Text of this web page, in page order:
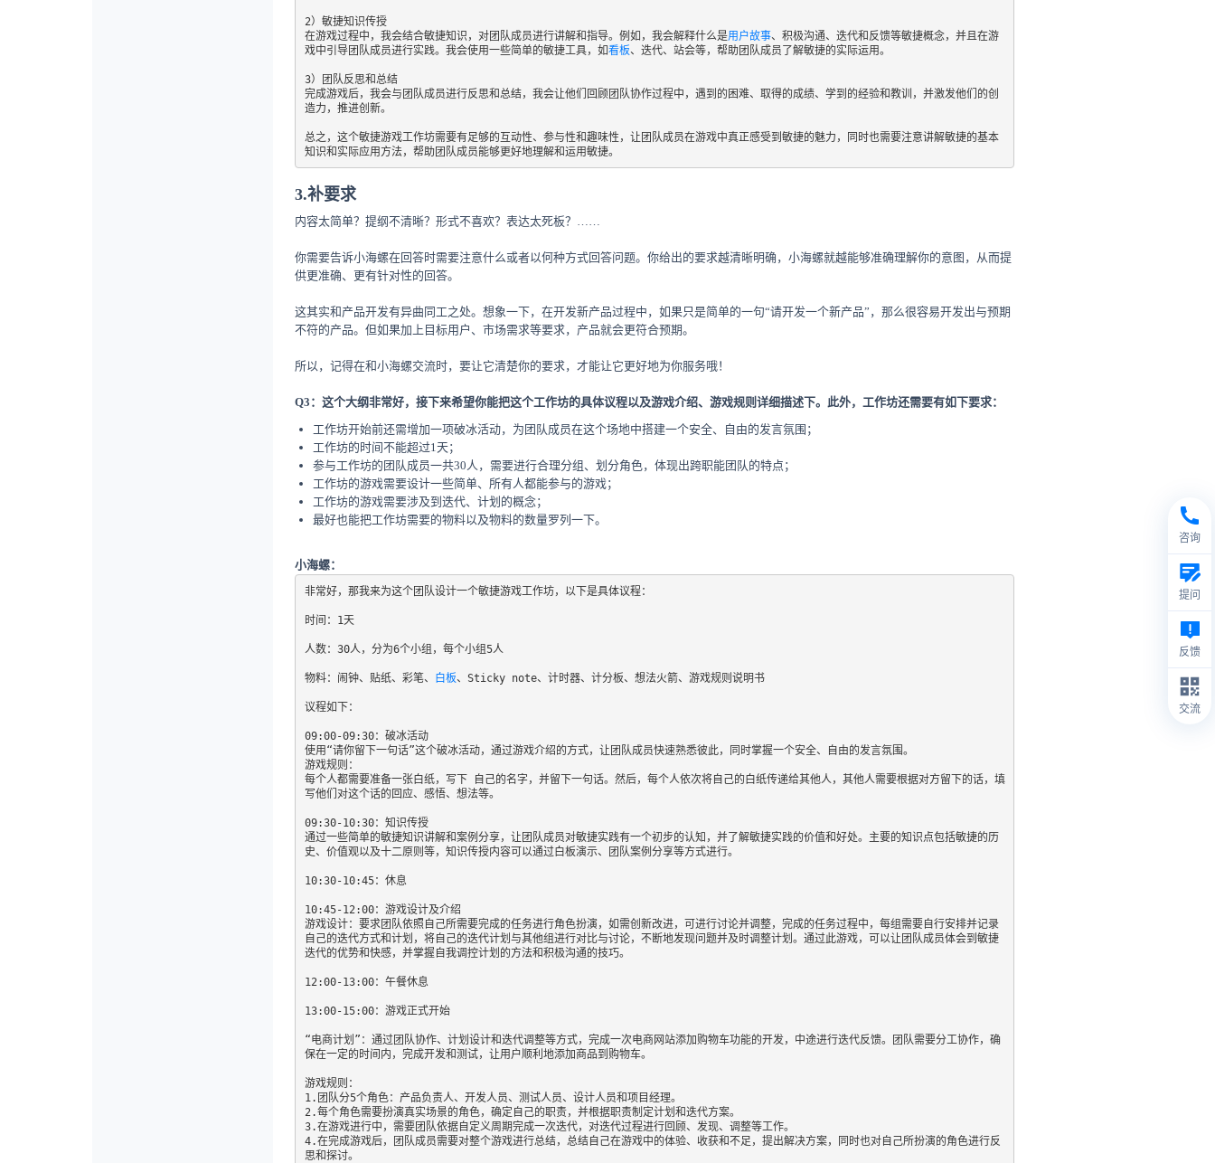
2）敏捷知识传授
在游戏过程中，我会结合敏捷知识，对团队成员进行讲解和指导。例如，我会解释什么是用户故事、积极沟通、迭代和反馈等敏捷概念，并且在游
戏中引导团队成员进行实践。我会使用一些简单的敏捷工具，如看板、迭代、站会等，帮助团队成员了解敏捷的实际运用。
3）团队反思和总结
完成游戏后，我会与团队成员进行反思和总结，我会让他们回顾团队协作过程中，遇到的困难、取得的成绩、学到的经验和教训，并激发他们的创
造力，推进创新。
总之，这个敏捷游戏工作坊需要有足够的互动性、参与性和趣味性，让团队成员在游戏中真正感受到敏捷的魅力，同时也需要注意讲解敏捷的基本
知识和实际应用方法，帮助团队成员能够更好地理解和运用敏捷。
3.补要求
内容太简单？提纲不清晰？形式不喜欢？表达太死板？……
你需要告诉小海螺在回答时需要注意什么或者以何种方式回答问题。你给出的要求越清晰明确，小海螺就越能够准确理解你的意图，从而提
供更准确、更有针对性的回答。
这其实和产品开发有异曲同工之处。想象一下，在开发新产品过程中，如果只是简单的一句“请开发一个新产品”，那么很容易开发出与预期
不符的产品。但如果加上目标用户、市场需求等要求，产品就会更符合预期。
所以，记得在和小海螺交流时，要让它清楚你的要求，才能让它更好地为你服务哦！
Q3：这个大纲非常好，接下来希望你能把这个工作坊的具体议程以及游戏介绍、游戏规则详细描述下。此外，工作坊还需要有如下要求：
工作坊开始前还需增加一项破冰活动，为团队成员在这个场地中搭建一个安全、自由的发言氛围；
工作坊的时间不能超过1天；
参与工作坊的团队成员一共30人，需要进行合理分组、划分角色，体现出跨职能团队的特点；
工作坊的游戏需要设计一些简单、所有人都能参与的游戏；
工作坊的游戏需要涉及到迭代、计划的概念；
最好也能把工作坊需要的物料以及物料的数量罗列一下。
小海螺：
非常好，那我来为这个团队设计一个敏捷游戏工作坊，以下是具体议程：
时间：1天
人数：30人，分为6个小组，每个小组5人
物料：闹钟、贴纸、彩笔、 白板、Sticky note、计时器、计分板、想法火箭、游戏规则说明书
议程如下：
09:00-09:30：破冰活动
使用“请你留下一句话”这个破冰活动，通过游戏介绍的方式，让团队成员快速熟悉彼此，同时掌握一个安全、自由的发言氛围。
游戏规则：
每个人都需要准备一张白纸，写下 自己的名字，并留下一句话。然后，每个人依次将自己的白纸传递给其他人，其他人需要根据对方留下的话，填
写他们对这个话的回应、感悟、想法等。
09:30-10:30：知识传授
通过一些简单的敏捷知识讲解和案例分享，让团队成员对敏捷实践有一个初步的认知，并了解敏捷实践的价值和好处。主要的知识点包括敏捷的历
史、价值观以及十二原则等，知识传授内容可以通过白板演示、团队案例分享等方式进行。
10:30-10:45：休息
10:45-12:00：游戏设计及介绍
游戏设计：要求团队依照自己所需要完成的任务进行角色扮演，如需创新改进，可进行讨论并调整，完成的任务过程中，每组需要自行安排并记录
自己的迭代方式和计划，将自己的迭代计划与其他组进行对比与讨论，不断地发现问题并及时调整计划。通过此游戏，可以让团队成员体会到敏捷
迭代的优势和快感，并掌握自我调控计划的方法和积极沟通的技巧。
12:00-13:00：午餐休息
13:00-15:00：游戏正式开始
“电商计划”：通过团队协作、计划设计和迭代调整等方式，完成一次电商网站添加购物车功能的开发，中途进行迭代反馈。团队需要分工协作，确
保在一定的时间内，完成开发和测试，让用户顺利地添加商品到购物车。
游戏规则：
1.团队分5个角色：产品负责人、开发人员、测试人员、设计人员和项目经理。
2.每个角色需要扮演真实场景的角色，确定自己的职责，并根据职责制定计划和迭代方案。
3.在游戏进行中，需要团队依据自定义周期完成一次迭代，对迭代过程进行回顾、发现、调整等工作。
4.在完成游戏后，团队成员需要对整个游戏进行总结，总结自己在游戏中的体验、收获和不足，提出解决方案，同时也对自己所扮演的角色进行反
思和探讨。
咨询
提问
反馈
交流